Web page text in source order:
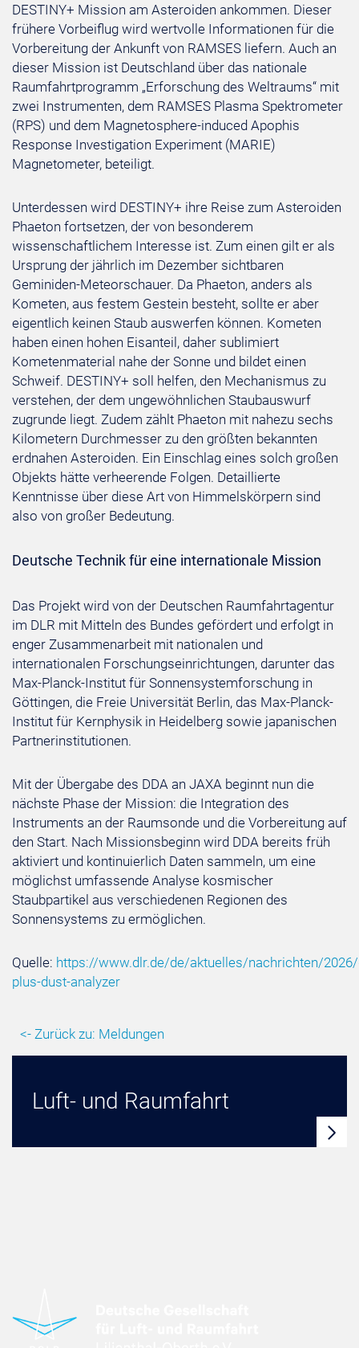
DESTINY+ Mission am Asteroiden ankommen. Dieser
frühere Vorbeiflug wird wertvolle Informationen für die
Vorbereitung der Ankunft von RAMSES liefern. Auch an
dieser Mission ist Deutschland über das nationale
Raumfahrtprogramm „Erforschung des Weltraums“ mit
zwei Instrumenten, dem RAMSES Plasma Spektrometer
(RPS) und dem Magnetosphere-induced Apophis
Response Investigation Experiment (MARIE)
Magnetometer, beteiligt.
Unterdessen wird DESTINY+ ihre Reise zum Asteroiden
Phaeton fortsetzen, der von besonderem
wissenschaftlichem Interesse ist. Zum einen gilt er als
Ursprung der jährlich im Dezember sichtbaren
Geminiden-Meteorschauer. Da Phaeton, anders als
Kometen, aus festem Gestein besteht, sollte er aber
eigentlich keinen Staub auswerfen können. Kometen
haben einen hohen Eisanteil, daher sublimiert
Kometenmaterial nahe der Sonne und bildet einen
Schweif. DESTINY+ soll helfen, den Mechanismus zu
verstehen, der dem ungewöhnlichen Staubauswurf
zugrunde liegt. Zudem zählt Phaeton mit nahezu sechs
Kilometern Durchmesser zu den größten bekannten
erdnahen Asteroiden. Ein Einschlag eines solch großen
Objekts hätte verheerende Folgen. Detaillierte
Kenntnisse über diese Art von Himmelskörpern sind
also von großer Bedeutung.
Deutsche Technik für eine internationale Mission
Das Projekt wird von der Deutschen Raumfahrtagentur
im DLR mit Mitteln des Bundes gefördert und erfolgt in
enger Zusammenarbeit mit nationalen und
internationalen Forschungseinrichtungen, darunter das
Max-Planck-Institut für Sonnensystemforschung in
Göttingen, die Freie Universität Berlin, das Max-Planck-
Institut für Kernphysik in Heidelberg sowie japanischen
Partnerinstitutionen.
Mit der Übergabe des DDA an JAXA beginnt nun die
nächste Phase der Mission: die Integration des
Instruments an der Raumsonde und die Vorbereitung auf
den Start. Nach Missionsbeginn wird DDA bereits früh
aktiviert und kontinuierlich Daten sammeln, um eine
möglichst umfassende Analyse kosmischer
Staubpartikel aus verschiedenen Regionen des
Sonnensystems zu ermöglichen.
Quelle: https://www.dlr.de/de/aktuelles/nachrichten/
plus-dust-analyzer
<- Zurück zu: Meldungen
Luft- und Raumfahrt